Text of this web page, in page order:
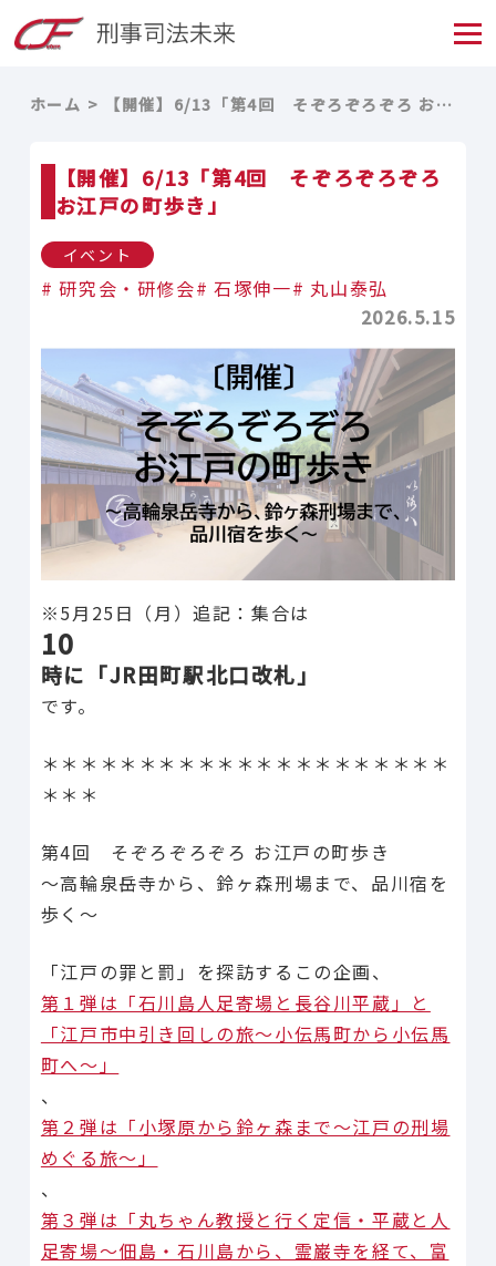
ホーム 【開催】6/13「第4回 そぞろぞろぞろ お江戸の町歩き」
【開催】6/13「第4回 そぞろぞろぞろ
お江戸の町歩き」
イベント
研究会・研修会 石塚伸一
丸山泰弘
2026.5.15
※5月25日（月）追記：集合は
10
時に「JR田町駅北口改札」
です。
＊＊＊＊＊＊＊＊＊＊＊＊＊＊＊＊＊＊＊＊＊
＊＊＊
第4回 そぞろぞろぞろ お江戸の町歩き
〜高輪泉岳寺から、鈴ヶ森刑場まで、品川宿を
歩く〜
「江戸の罪と罰」を探訪するこの企画、
第１弾は「石川島人足寄場と長谷川平蔵」と
「江戸市中引き回しの旅〜小伝馬町から小伝馬
町へ〜」
、
第２弾は「小塚原から鈴ヶ森まで〜江戸の刑場
めぐる旅〜」
、
第３弾は「丸ちゃん教授と行く定信・平蔵と人
足寄場〜佃島・石川島から、霊巌寺を経て、富